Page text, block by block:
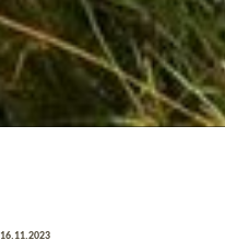
16.11.2023